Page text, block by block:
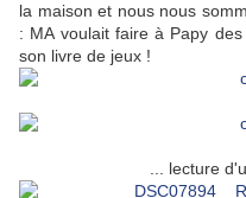
la maison et nous nous
: MA voulait faire à Papy
son livre de jeux !
... lecture